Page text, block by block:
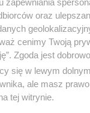
ma się
w
Obawiam
oraz
cenimy Twoją
Zgoda jest
się w lewym
ale masz
tej witrynie.